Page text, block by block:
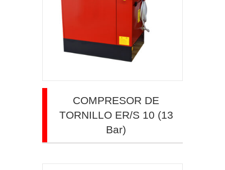
COMPRESOR DE
TORNILLO ER/S 10 (13
Bar)